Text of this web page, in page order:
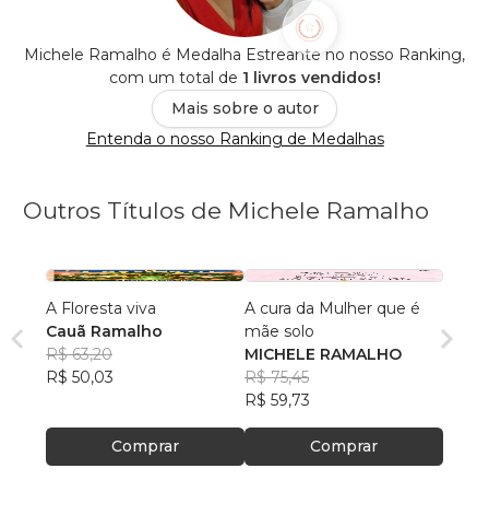
Michele Ramalho é Medalha Estreante no nosso Ranking,
com um total de 1 livros vendidos!
Mais sobre o autor
Entenda o nosso Ranking de Medalhas
Outros Títulos de Michele Ramalho
A Floresta viva
Cauã Ramalho
R$ 63,20
R$ 50,03
Comprar
A cura da Mulher que é
mãe solo
MICHELE RAMALHO
R$ 75,45
R$ 59,73
Comprar